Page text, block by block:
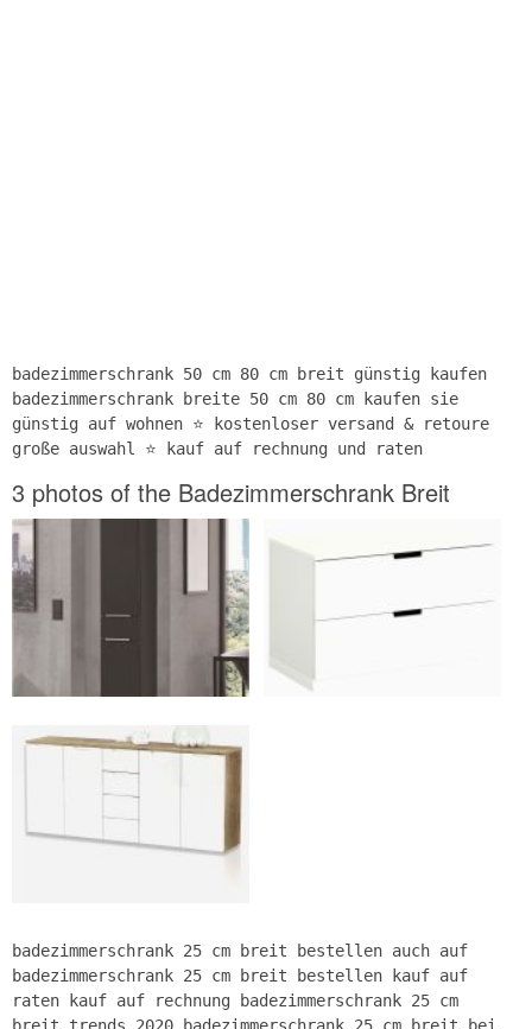
badezimmerschrank 50 cm 80 cm breit günstig kaufen
badezimmerschrank breite 50 cm 80 cm kaufen sie
günstig auf wohnen ⭐ kostenloser versand & retoure
große auswahl ⭐ kauf auf rechnung und raten
3 photos of the Badezimmerschrank Breit
badezimmerschrank 25 cm breit bestellen auch auf
badezimmerschrank 25 cm breit bestellen kauf auf
raten kauf auf rechnung badezimmerschrank 25 cm